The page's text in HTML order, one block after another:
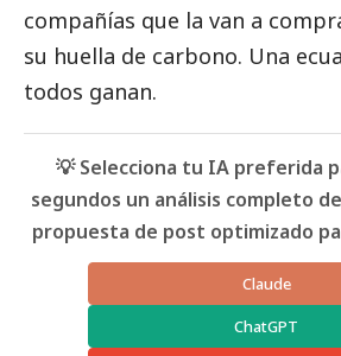
compañías que la van a
su huella de carbono. Una
todos ganan.
💡 Selecciona tu IA preferida
segundos un análisis completo
propuesta de post optimizado
Claude
ChatGPT